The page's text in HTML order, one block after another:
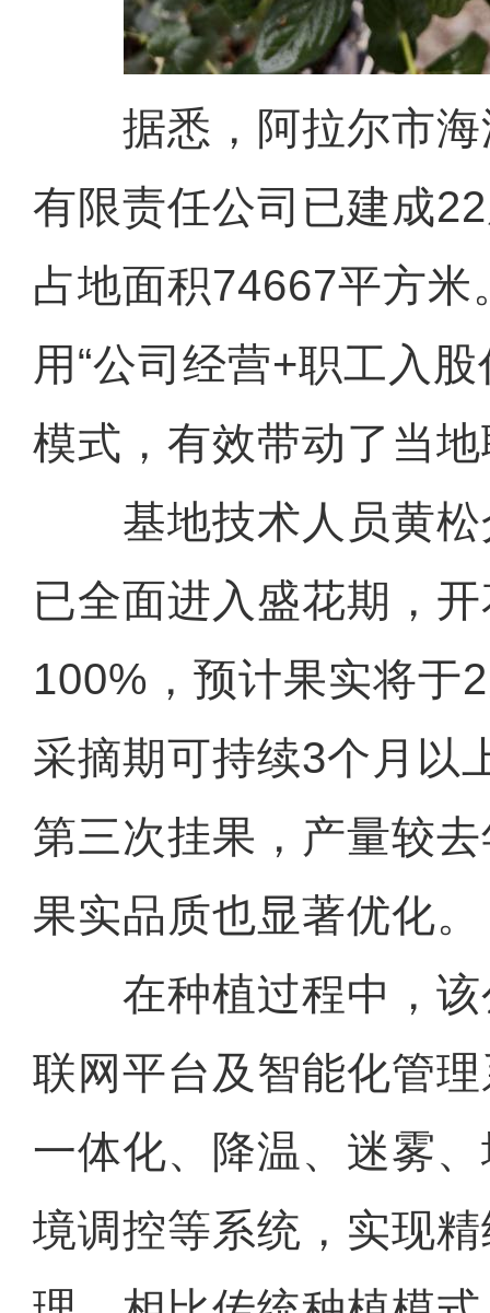
据悉，阿拉尔市海
有限责任公司已建成
占地面积74667平方米
用“公司经营+职工入
模式，有效带动了当
基地技术人员黄松
已全面进入盛花期，
100%，预计果实将于
采摘期可持续3个月以
第三次挂果，产量较
果实品质也显著优化。
在种植过程中，该
联网平台及智能化管
一体化、降温、迷雾
境调控等系统，实现